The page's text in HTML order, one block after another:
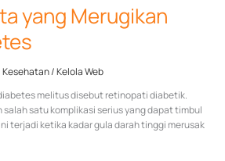
yang Merugikan
Kesehatan/Kelola Web
melitus disebut retinopati diabetik.
satu komplikasi serius yang dapat timbul
terjadi ketika kadar gula darah tinggi merusak